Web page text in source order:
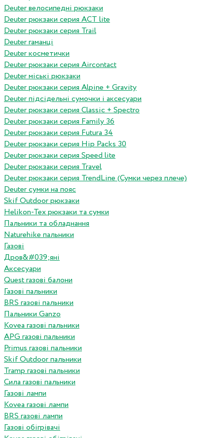
Deuter велосипедні рюкзаки
Deuter рюкзаки серия ACT lite
Deuter рюкзаки серия Trail
Deuter гаманці
Deuter косметички
Deuter рюкзаки серия Aircontact
Deuter міські рюкзаки
Deuter рюкзаки серия Alpine + Gravity
Deuter підсідельні сумочки і аксесуари
Deuter рюкзаки серия Classic + Spectro
Deuter рюкзаки серия Family 36
Deuter рюкзаки серия Futura 34
Deuter рюкзаки серия Hip Packs 30
Deuter рюкзаки серия Speed lite
Deuter рюкзаки серия Travel
Deuter рюкзаки серия TrendLine (Сумки через плече)
Deuter сумки на пояс
Skif Outdoor рюкзаки
Helikon-Tex рюкзаки та сумки
Пальники та обладнання
Naturehike пальники
Газові
Дров&#039;яні
Аксесуари
Quest газові балони
Газові пальники
BRS газові пальники
Пальники Ganzo
Kovea газові пальники
APG газові пальники
Primus газові пальники
Skif Outdoor пальники
Tramp газові пальники
Сила газові пальники
Газові лампи
Kovea газові лампи
BRS газові лампи
Газові обігрівачі